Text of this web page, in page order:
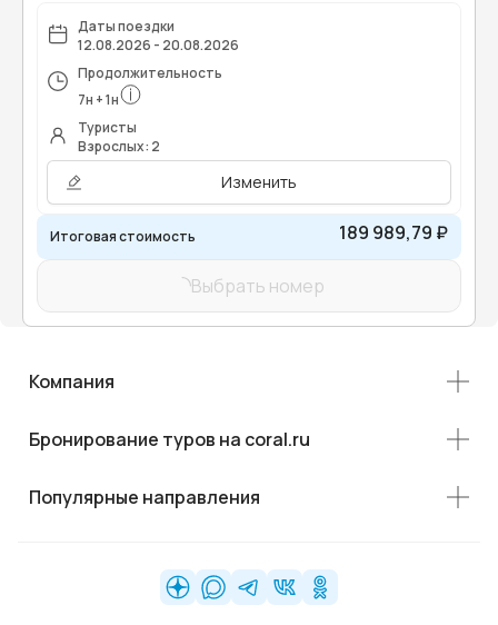
Даты поездки
12.08.2026 - 20.08.2026
Продолжительность
7н +1н
Туристы
Взрослых: 2
Изменить
Итоговая стоимость 189 989,79 ₽
Выбрать номер
Компания
Бронирование туров на coral.ru
Популярные направления